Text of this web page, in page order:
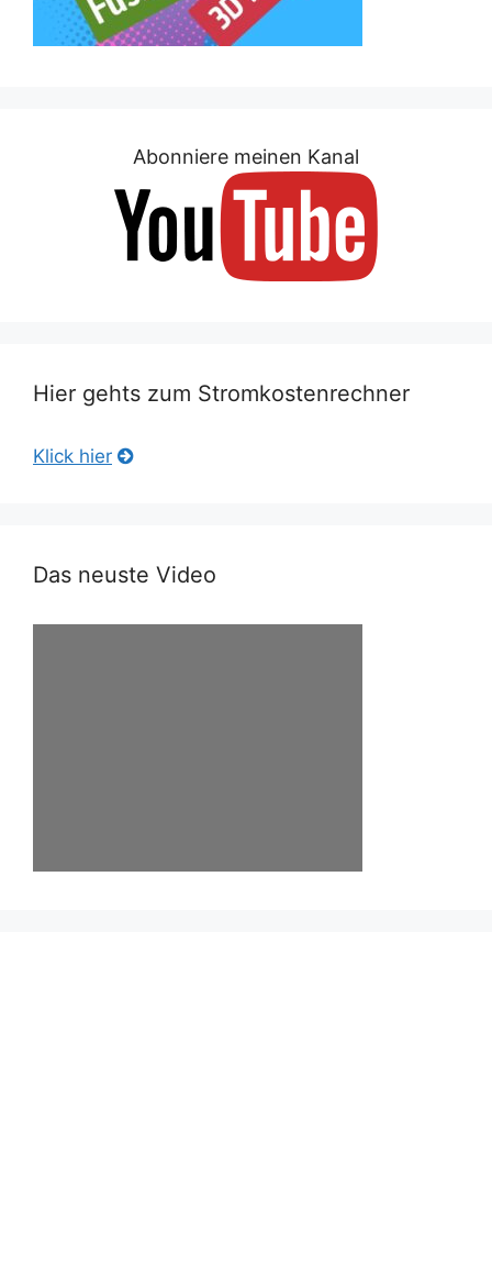
Abonniere meinen Kanal
Hier gehts zum Stromkostenrechner
Klick hier
Das neuste Video